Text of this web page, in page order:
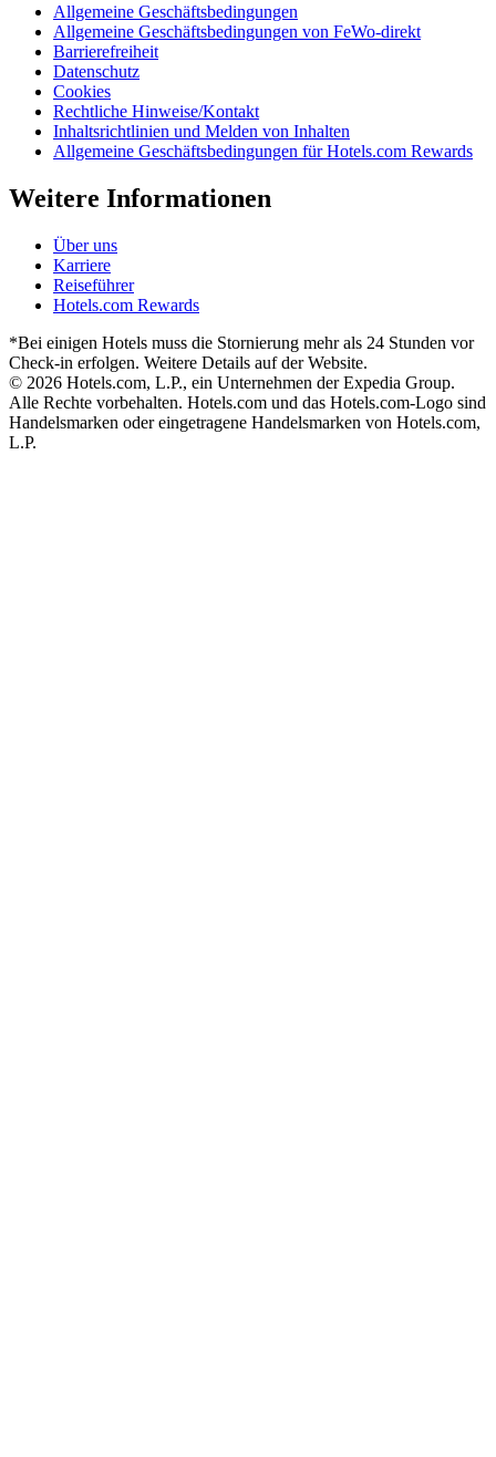
Allgemeine Geschäftsbedingungen
Allgemeine Geschäftsbedingungen von FeWo-direkt
Barrierefreiheit
Datenschutz
Cookies
Rechtliche Hinweise/Kontakt
Inhaltsrichtlinien und Melden von Inhalten
Allgemeine Geschäftsbedingungen für Hotels.com Rewards
Weitere Informationen
Über uns
Karriere
Reiseführer
Hotels.com Rewards
*Bei einigen Hotels muss die Stornierung mehr als 24 Stunden vor
Check-in erfolgen. Weitere Details auf der Website.
© 2026 Hotels.com, L.P., ein Unternehmen der Expedia Group.
Alle Rechte vorbehalten. Hotels.com und das Hotels.com-Logo sind
Handelsmarken oder eingetragene Handelsmarken von Hotels.com,
L.P.